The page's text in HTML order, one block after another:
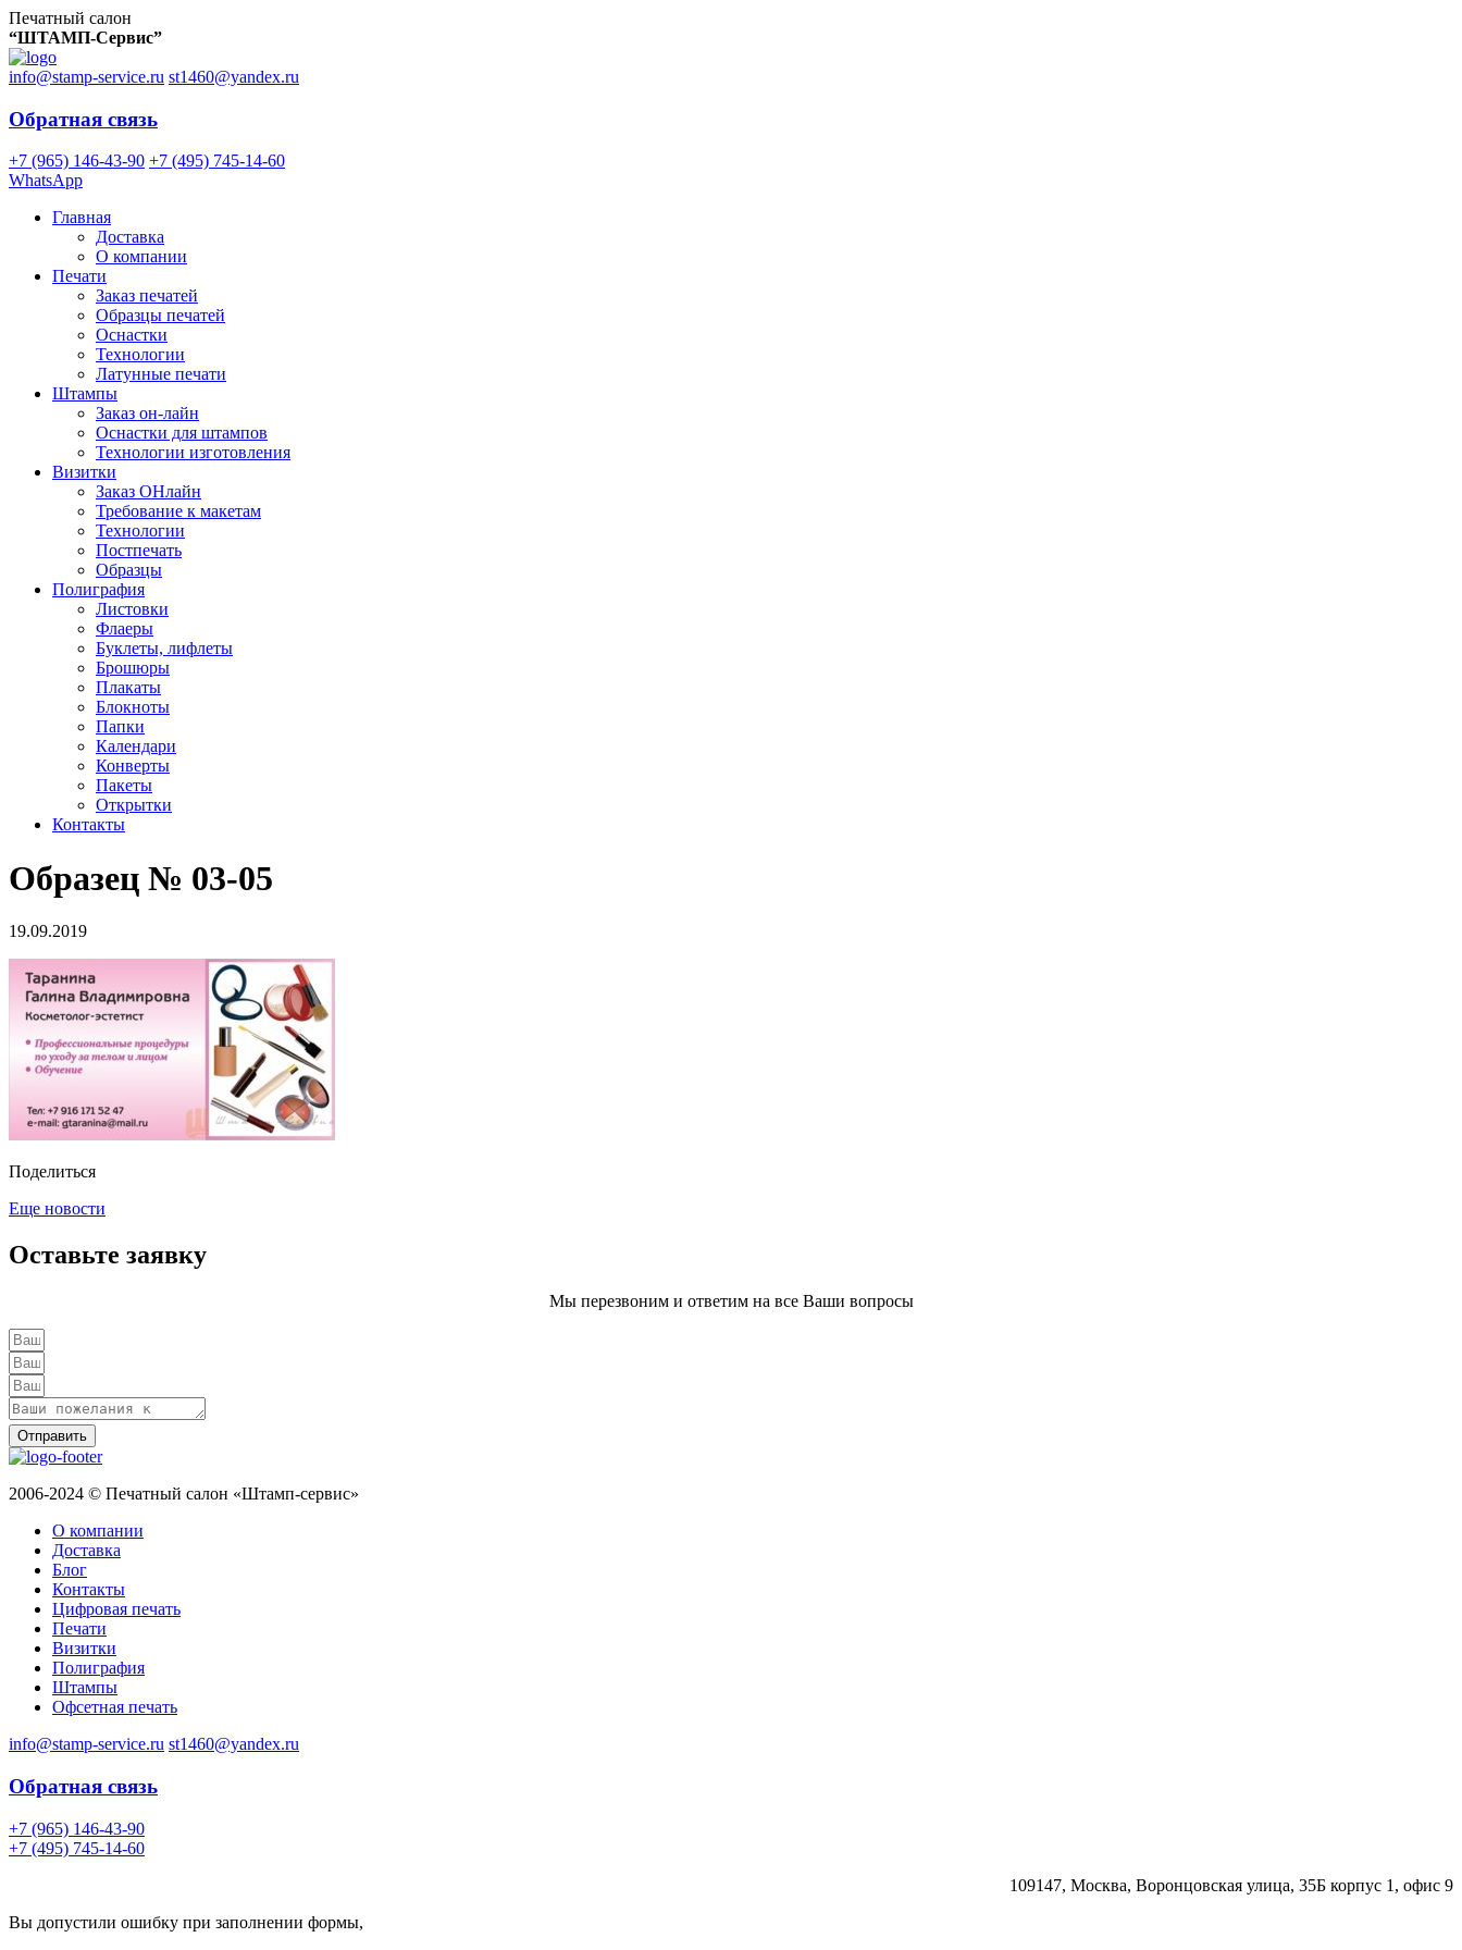
Печатный салон
“ШТАМП-Сервис”
info@stamp-service.ru st1460@yandex.ru
Обратная связь
+7 (965) 146-43-90 +7 (495) 745-14-60
WhatsApp
Главная
Доставка
О компании
Печати
Заказ печатей
Образцы печатей
Оснастки
Технологии
Латунные печати
Штампы
Заказ он-лайн
Оснастки для штампов
Технологии изготовления
Визитки
Заказ ОНлайн
Требование к макетам
Технологии
Постпечать
Образцы
Полиграфия
Листовки
Флаеры
Буклеты, лифлеты
Брошюры
Плакаты
Блокноты
Папки
Календари
Конверты
Пакеты
Открытки
Контакты
Образец № 03-05
19.09.2019
Поделиться
Еще новости
Оставьте заявку
Мы перезвоним и ответим на все Ваши вопросы
Отправить
2006-2024 © Печатный салон «Штамп-сервис»
О компании
Доставка
Блог
Контакты
Цифровая печать
Печати
Визитки
Полиграфия
Штампы
Офсетная печать
info@stamp-service.ru st1460@yandex.ru
Обратная связь
+7 (965) 146-43-90
+7 (495) 745-14-60
109147, Москва, Воронцовская улица, 35Б корпус 1, офис 9
Вы допустили ошибку при заполнении формы,